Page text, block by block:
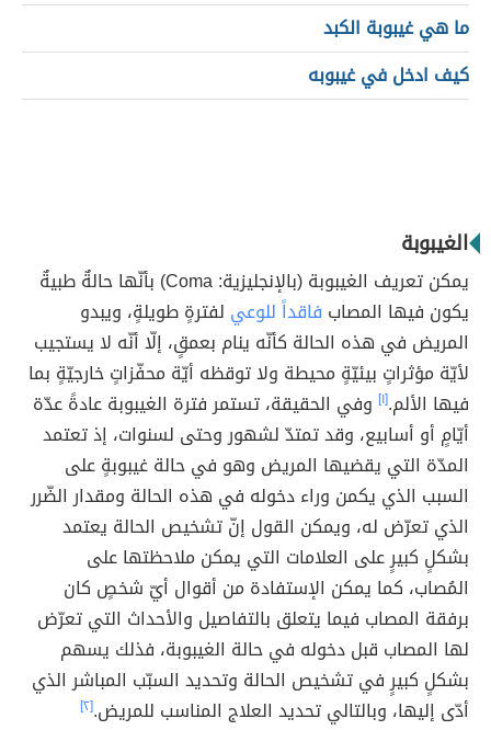
ما هي غيبوبة الكبد
كيف ادخل في غيبوبه
الغيبوبة
يمكن تعريف الغيبوبة (بالإنجليزية: Coma) بأنّها حالةٌ طبيةٌ
يكون فيها المصاب فاقداً للوعي لفترةٍ طويلةٍ، ويبدو
المريض في هذه الحالة كأنّه ينام بعمقٍ، إلّا أنّه لا يستجيب
لأيّة مؤثراتٍ بيئيّةٍ محيطة ولا توقظه أيّة محفّزاتٍ خارجيّةٍ بما
فيها الألم.[١] وفي الحقيقة، تستمر فترة الغيبوبة عادةً عدّة
أيّامٍ أو أسابيع، وقد تمتدّ لشهور وحتى لسنوات، إذ تعتمد
المدّة التي يقضيها المريض وهو في حالة غيبوبةٍ على
السبب الذي يكمن وراء دخوله في هذه الحالة ومقدار الضّرر
الذي تعرّض له، ويمكن القول إنّ تشخيص الحالة يعتمد
بشكلٍ كبيرٍ على العلامات التي يمكن ملاحظتها على
المُصاب، كما يمكن الإستفادة من أقوال أيّ شخصٍ كان
برفقة المصاب فيما يتعلق بالتفاصيل والأحداث التي تعرّض
لها المصاب قبل دخوله في حالة الغيبوبة، فذلك يسهم
بشكلٍ كبيرٍ في تشخيص الحالة وتحديد السبّب المباشر الذي
أدّى إليها، وبالتالي تحديد العلاج المناسب للمريض.[٢]